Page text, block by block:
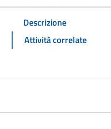
Descrizione
Attività correlate